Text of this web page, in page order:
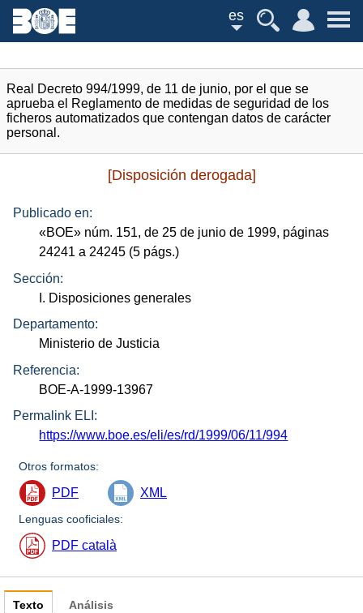
es
Real Decreto 994/1999, de 11 de junio, por el que se
aprueba el Reglamento de medidas de seguridad de los
ficheros automatizados que contengan datos de carácter
personal.
[Disposición derogada]
Publicado en:
«BOE» núm. 151, de 25 de junio de 1999, páginas
24241 a 24245 (5 págs.)
Sección:
I. Disposiciones generales
Departamento:
Ministerio de Justicia
Referencia:
BOE-A-1999-13967
Permalink ELI:
https://www.boe.es/eli/es/rd/1999/06/11/994
Otros formatos:
PDF XML
Lenguas cooficiales:
PDF català
Texto Análisis